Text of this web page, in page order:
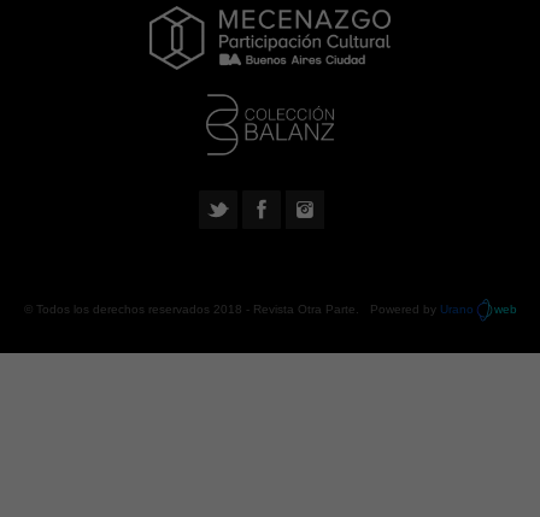
© Todos los derechos reservados 2018 - Revista Otra Parte . Powered by Urano web